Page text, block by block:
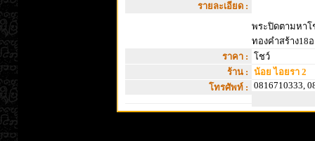
รายละเอียด :
พระปิดตามหาโ
ทองคำสร้าง18
ราคา : โชว์
ร้าน : น้อย ไอยรา 2
โทรศัพท์ : 0816710333,